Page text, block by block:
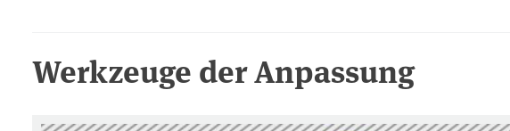
Werkzeuge der Anpassung